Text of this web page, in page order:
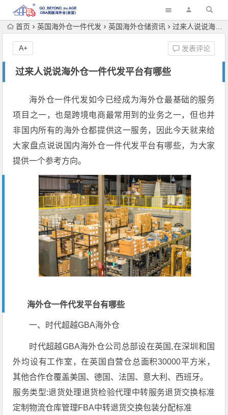
首页 英国海外仓一件代发 英国海外仓储资讯 过来人说说海外仓一件代发平台有哪些
过来人说说海外仓一件代发平台有哪些
发表评论
A+
海外仓一件代发如今已经成为海外仓最基础的服务
项目之一，也是跨境电商最常用到的业务之一，但也并
非国内所有的海外仓都提供这一服务，因此今天就来给
大家盘点说说国内海外仓一件代发平台有哪些，为大家
提供一个参考方向。
海外仓一件代发平台有哪些
一、时代超越GBA海外仓
时代超越GBA海外仓公司总部设在英国,在深圳和国
外均设有工作室，在英国自营仓总面积30000平方米，
其他合作仓覆盖美国、德国、法国、意大利、西班牙。
服务类型:退货处理退货检验代理中转服务退货交换标准
定制物流仓库管理FBA中转退货交换包装分配标准